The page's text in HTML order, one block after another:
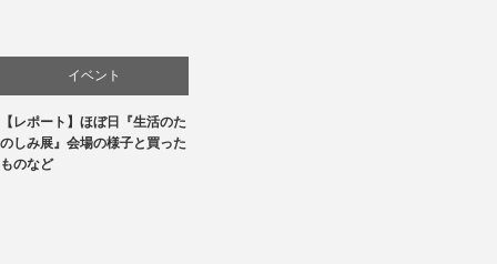
イベント
お店
【レポート】ほぼ日『生活のた
のしみ展』会場の様子と買った
ものなど